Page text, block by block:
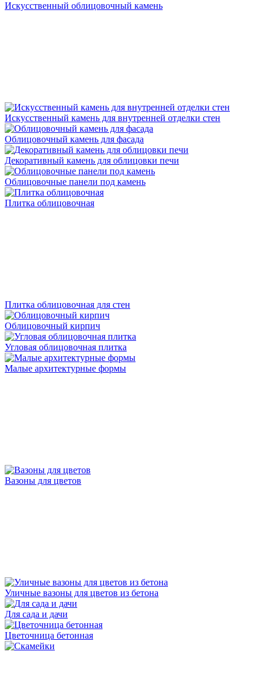
Искусственный облицовочный камень
Искусственный камень для внутренней отделки стен
Облицовочный камень для фасада
Декоративный камень для облицовки печи
Облицовочные панели под камень
Плитка облицовочная
Плитка облицовочная для стен
Облицовочный кирпич
Угловая облицовочная плитка
Малые архитектурные формы
Вазоны для цветов
Уличные вазоны для цветов из бетона
Для сада и дачи
Цветочница бетонная